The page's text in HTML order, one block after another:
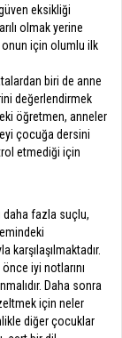
eksikliği
olmak yerine
için olumlu ilk
biri de anne
değerlendirmek
öğretmen, anneler
çocuğa dersini
etmediği için
daha fazla suçlu,
iyi notlarını
Daha sonra
için neler
diğer çocuklar